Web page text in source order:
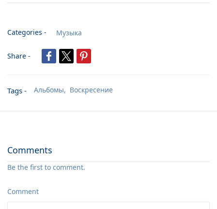
11. Хочу прославить
12. Радость Пасхи -стих-
Categories - Музыка
Share -
Tags - Альбомы, Воскресение
Comments
Be the first to comment.
Comment